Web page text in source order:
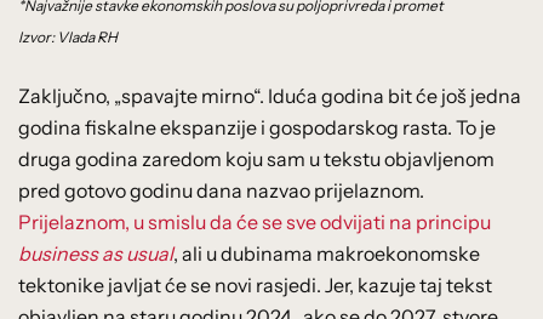
*Najvažnije stavke ekonomskih poslova su poljoprivreda i promet
Izvor: Vlada RH
Zaključno, „spavajte mirno“. Iduća godina bit će još jedna
godina fiskalne ekspanzije i gospodarskog rasta. To je
druga godina zaredom koju sam u tekstu objavljenom
pred gotovo godinu dana nazvao prijelaznom.
Prijelaznom, u smislu da će se sve odvijati na principu
business as usual, ali u dubinama makroekonomske
tektonike javljat će se novi rasjedi. Jer, kazuje taj tekst